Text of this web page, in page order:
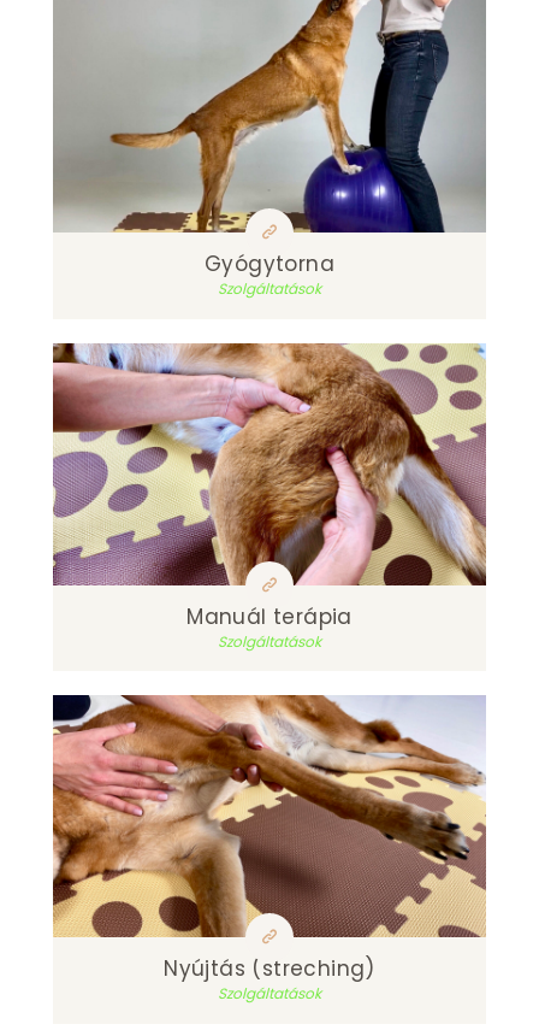
Gyógytorna
Szolgáltatások
Manuál terápia
Szolgáltatások
Nyújtás (streching)
Szolgáltatások